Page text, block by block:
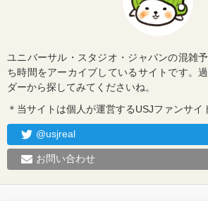
ユニバーサル・スタジオ・ジャパンの混雑
ち時間をアーカイブしているサイトです。
ダーから探してみてくださいね。
＊当サイトは個人が運営するUSJファンサイ
@usjreal
お問い合わせ